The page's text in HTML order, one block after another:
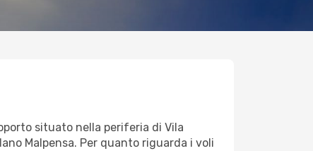
situato nella periferia di Vila
Malpensa. Per quanto riguarda i voli